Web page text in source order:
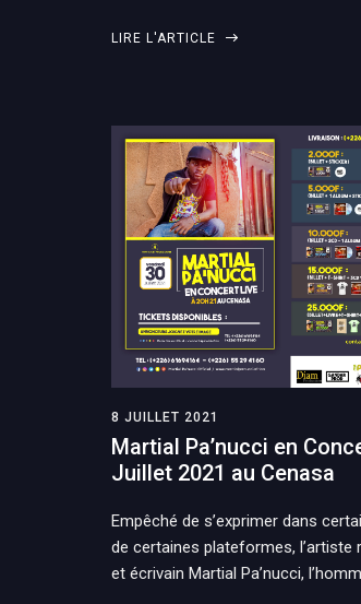
LIRE L'ARTICLE
8 JUILLET 2021
Martial Pa’nucci en
Juillet 2021 au Cenasa
Empêché de s’exprimer dans
de certaines plateformes, l’artiste
et écrivain Martial Pa’nucci,